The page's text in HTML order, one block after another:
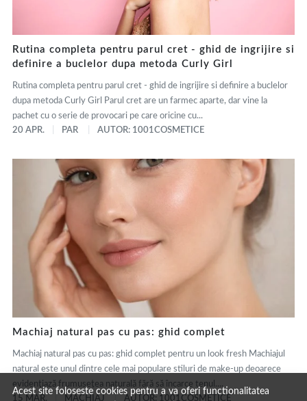
Acest site foloseste cookies pentru a va oferi functionalitatea
Rutina completa pentru parul cret - ghid de ingrijire si
definire a buclelor dupa metoda Curly Girl
Rutina completa pentru parul cret - ghid de ingrijire si definire a buclelor
dupa metoda Curly Girl Parul cret are un farmec aparte, dar vine la
pachet cu o serie de provocari pe care oricine cu...
20 APR.
PAR AUTOR: 1001COSMETICE
Machiaj natural pas cu pas: ghid complet
Machiaj natural pas cu pas: ghid complet pentru un look fresh Machiajul
natural este unul dintre cele mai populare stiluri de make-up deoarece
evidențiază frumusețea naturală fără să încarce tenul....
15 MAR.
MACHIAJ AUTOR: 1001COSMETICE